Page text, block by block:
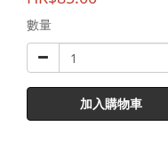
數量
加入購物車